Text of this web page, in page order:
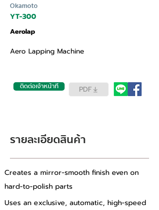
Okamoto
YT-300
Aerolap
Aero Lapping Machine
ติดต่อเจ้าหน้าที่ PDF
รายละเอียดสินค้า
Creates a mirror-smooth finish even on
hard-to-polish parts
Uses an exclusive, automatic, high-speed